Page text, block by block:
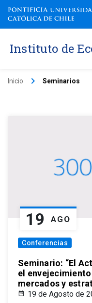
Instituto de
Inicio keyboard_arrow_right Seminarios
19 AGO
Conferencias
Seminario: “El
el
mercados y
19 de Agosto de